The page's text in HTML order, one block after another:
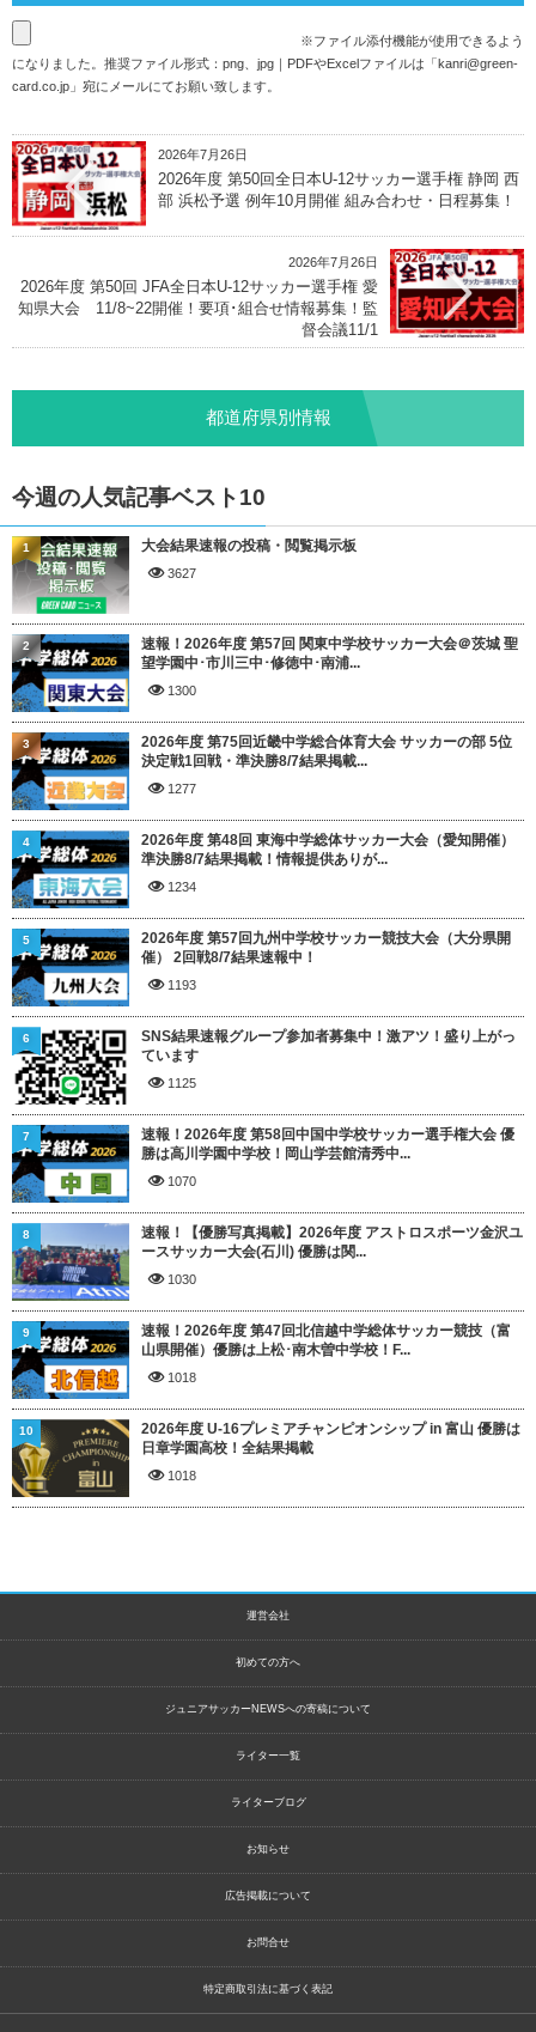
※ファイル添付機能が使用できるよう
になりました。推奨ファイル形式：png、jpg｜PDFやExcelファイルは「 kanri@green-
card.co.jp 」宛にメールにてお願い致します。
2026年7月26日
2026年度 第50回全日本U-12サッカー選手権 静岡 西
部 浜松予選 例年10月開催 組み合わせ・日程募集！
2026年7月26日
2026年度 第50回 JFA全日本U-12サッカー選手権 愛
知県大会 11/8~22開催！要項･組合せ情報募集！監
督会議11/1
都道府県別情報
今週の人気記事ベスト10
大会結果速報の投稿・閲覧掲示板
3627
1
速報！2026年度 第57回 関東中学校サッカー大会＠茨城 聖
望学園中･市川三中･修徳中･南浦...
1300
2
2026年度 第75回近畿中学総合体育大会 サッカーの部 5位
決定戦1回戦・準決勝8/7結果掲載...
1277
3
2026年度 第48回 東海中学総体サッカー大会（愛知開催）
準決勝8/7結果掲載！情報提供ありが...
1234
4
2026年度 第57回九州中学校サッカー競技大会（大分県開
催） 2回戦8/7結果速報中！
1193
5
SNS結果速報グループ参加者募集中！激アツ！盛り上がっ
ています
1125
6
速報！2026年度 第58回中国中学校サッカー選手権大会 優
勝は高川学園中学校！岡山学芸館清秀中...
1070
7
速報！【優勝写真掲載】2026年度 アストロスポーツ金沢ユ
ースサッカー大会(石川) 優勝は関...
1030
8
速報！2026年度 第47回北信越中学総体サッカー競技（富
山県開催）優勝は上松･南木曽中学校！F...
1018
9
2026年度 U-16プレミアチャンピオンシップ in 富山 優勝は
日章学園高校！全結果掲載
1018
10
運営会社
初めての方へ
ジュニアサッカーNEWSへの寄稿について
ライター一覧
ライターブログ
お知らせ
広告掲載について
お問合せ
特定商取引法に基づく表記